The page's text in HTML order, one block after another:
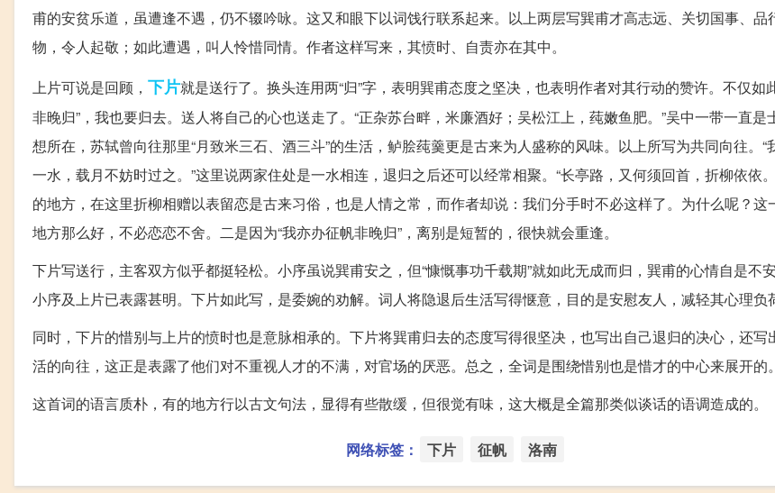
甫的安贫乐道，虽遭逢不遇，仍不辍吟咏。这又和眼下以词饯行联系起来。以上两层写巽甫才高志远、关切国事、品
物，令人起敬；如此遭遇，叫人怜惜同情。作者这样写来，其愤时、自责亦在其中。
上片可说是回顾， 下片就是送行了。换头连用两“归”字，表明巽甫态度之坚决，也表明作者对其行动的赞许。不仅如
非晚归”，我也要归去。送人将自己的心也送走了。“正杂苏台畔，米廉酒好；吴松江上，莼嫩鱼肥。”吴中一带一直是
想所在，苏轼曾向往那里“月致米三石、酒三斗”的生活，鲈脍莼羹更是古来为人盛称的风味。以上所写为共同向往。“
一水，载月不妨时过之。”这里说两家住处是一水相连，退归之后还可以经常相聚。“长亭路，又何须回首，折柳依依。
的地方，在这里折柳相赠以表留恋是古来习俗，也是人情之常，而作者却说：我们分手时不必这样了。为什么呢？这
地方那么好，不必恋恋不舍。二是因为“我亦办征帆非晚归”，离别是短暂的，很快就会重逢。
下片写送行，主客双方似乎都挺轻松。小序虽说巽甫安之，但“慷慨事功千载期”就如此无成而归，巽甫的心情自是不
小序及上片已表露甚明。下片如此写，是委婉的劝解。词人将隐退后生活写得惬意，目的是安慰友人，减轻其心理负
同时，下片的惜别与上片的愤时也是意脉相承的。下片将巽甫归去的态度写得很坚决，也写出自己退归的决心，还写
活的向往，这正是表露了他们对不重视人才的不满，对官场的厌恶。总之，全词是围绕惜别也是惜才的中心来展开的。
这首词的语言质朴，有的地方行以古文句法，显得有些散缓，但很觉有味，这大概是全篇那类似谈话的语调造成的。
网络标签： 下片 征帆 洛南